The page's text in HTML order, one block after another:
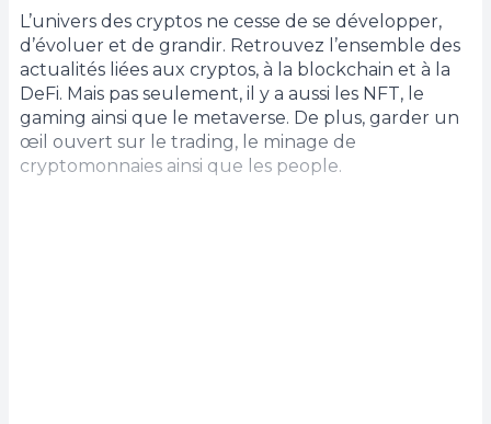
L’univers des cryptos ne cesse de se développer,
d’évoluer et de grandir. Retrouvez l’ensemble des
actualités liées aux cryptos, à la blockchain et à la
DeFi. Mais pas seulement, il y a aussi les NFT, le
gaming ainsi que le metaverse. De plus, garder un
œil ouvert sur le trading, le minage de
cryptomonnaies ainsi que les people.